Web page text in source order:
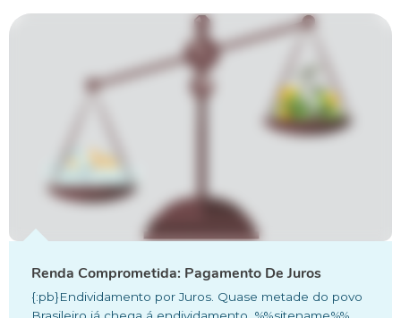
Renda Comprometida: Pagamento De Juros
{:pb}Endividamento por Juros. Quase metade do povo